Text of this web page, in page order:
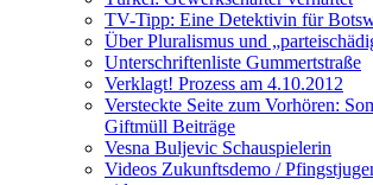
TV-Tipp: Eine Detektivin für
Über Pluralismus und
Unterschriftenliste Gummertstraße
Verklagt! Prozess am 4.10.2012
Versteckte Seite zum Vorhören:
Giftmüll Beiträge
Vesna Buljevic Schauspielerin
Videos Zukunftsdemo /